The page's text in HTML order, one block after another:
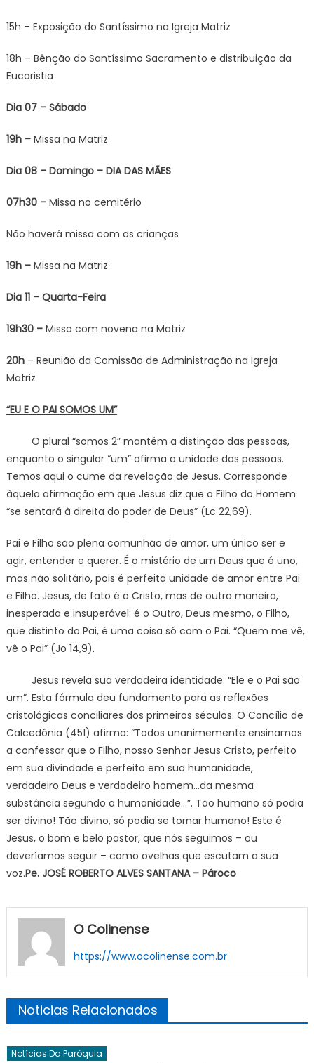
15h – Exposição do Santíssimo na Igreja Matriz
18h – Bênção do Santíssimo Sacramento e distribuição da
Eucaristia
Dia 07 – Sábado
19h – Missa na Matriz
Dia 08 – Domingo – DIA DAS MÃES
07h30 – Missa no cemitério
Não haverá missa com as crianças
19h – Missa na Matriz
Dia 11 – Quarta-Feira
19h30 – Missa com novena na Matriz
20h– Reunião da Comissão de Administração na Igreja
Matriz
“EU E O PAI SOMOS UM”
O plural “somos 2” mantém a distinção das pessoas,
enquanto o singular “um” afirma a unidade das pessoas.
Temos aqui o cume da revelação de Jesus. Corresponde
àquela afirmação em que Jesus diz que o Filho do Homem
“se sentará à direita do poder de Deus” (Lc 22,69).
Pai e Filho são plena comunhão de amor, um único ser e
agir, entender e querer. É o mistério de um Deus que é uno,
mas não solitário, pois é perfeita unidade de amor entre Pai
e Filho. Jesus, de fato é o Cristo, mas de outra maneira,
inesperada e insuperável: é o Outro, Deus mesmo, o Filho,
que distinto do Pai, é uma coisa só com o Pai. “Quem me vê,
vê o Pai” (Jo 14,9).
Jesus revela sua verdadeira identidade: “Ele e o Pai são
um”. Esta fórmula deu fundamento para as reflexões
cristológicas conciliares dos primeiros séculos. O Concílio de
Calcedônia (451) afirma: “Todos unanimemente ensinamos
a confessar que o Filho, nosso Senhor Jesus Cristo, perfeito
em sua divindade e perfeito em sua humanidade,
verdadeiro Deus e verdadeiro homem…da mesma
substância segundo a humanidade…”. Tão humano só podia
ser divino! Tão divino, só podia se tornar humano! Este é
Jesus, o bom e belo pastor, que nós seguimos – ou
deveríamos seguir – como ovelhas que escutam a sua
voz.Pe. JOSÉ ROBERTO ALVES SANTANA – Pároco
O Colinense
https://www.ocolinense.com.br
Noticias Relacionados
Notícias Da Paróquia